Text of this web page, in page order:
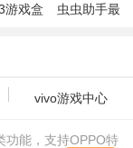
游戏盒
虫虫助手最
vivo游戏中心
功能，支持OPPO特